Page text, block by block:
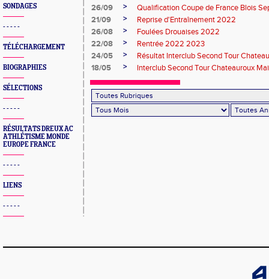
SONDAGES
- - - - -
TÉLÉCHARGEMENT
BIOGRAPHIES
SÉLECTIONS
- - - - -
RÉSULTATS DREUX AC
ATHLÉTISME MONDE
EUROPE FRANCE
- - - - -
LIENS
- - - - -
26/09
>
Qualification Coupe de France Blois
21/09
>
Reprise d'Entraînement 2022
26/08
>
Foulées Drouaises 2022
22/08
>
Rentrée 2022 2023
24/05
>
Résultat Interclub Second Tour
18/05
> Interclub Second Tour Chateauroux